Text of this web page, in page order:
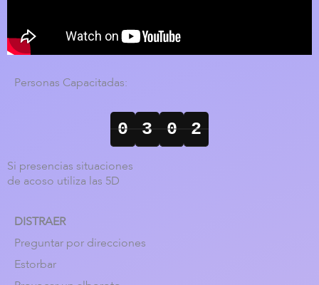
Personas Capacitadas:
0 3 1 1
Si presencias situaciones
de acoso utiliza las 5D
DISTRAER
Preguntar por direcciones
Estorbar